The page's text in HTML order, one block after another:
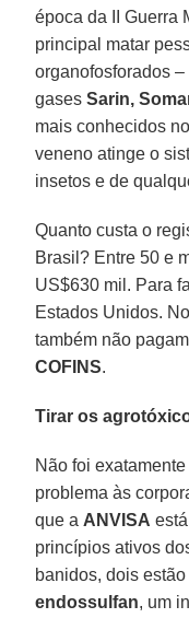
época da II Guerra
principal matar
organofosforados
gasesSarin,
mais conhecidos
veneno atinge o
insetos e de
Quanto custa o
Brasil? Entre 50 e
US$630 mil. Para
Estados Unidos.
também não pagam
COFINS.
Tirar os
Não foi
problema às
que a ANVISA
princípios ativos
banidos, dois
endossulfan, um